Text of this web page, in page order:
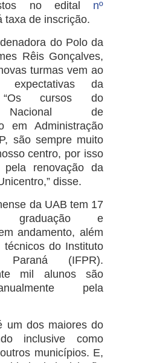
no edital nº
taxa de inscrição.
do Polo da
Rêis Gonçalves,
turmas vem ao
expectativas da
“Os cursos do
Nacional de
em Administração
são sempre muito
centro, por isso
pela renovação da
disse.
da UAB tem 17
graduação e
andamento, além
do Instituto
(IFPR).
mil alunos são
pela
um dos maiores do
inclusive como
municípios. E,